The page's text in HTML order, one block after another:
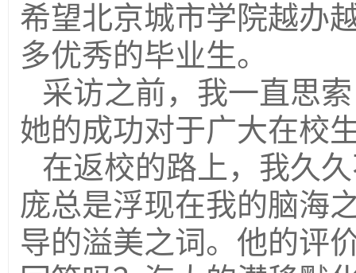
希望北京城市学院越办
多优秀的毕业生。
采访之前，我一直思
她的成功对于广大在校
在返校的路上，我久
庞总是浮现在我的脑海
导的溢美之词。他的评